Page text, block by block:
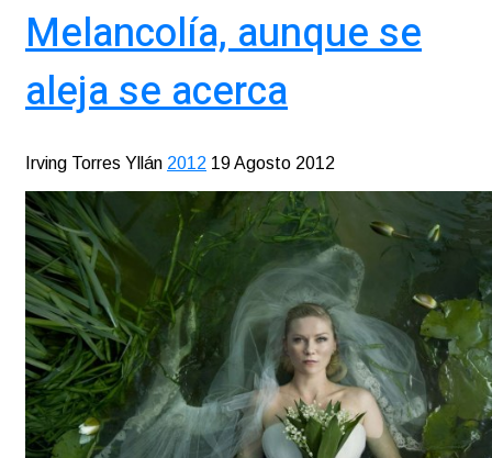
Melancolía, aunque se
aleja se acerca
Irving Torres Yllán 2012 19 Agosto 2012